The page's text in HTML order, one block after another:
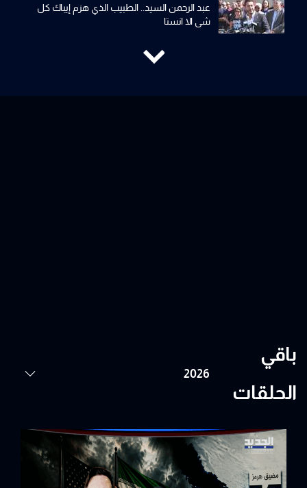
عبد الرحمن السيد.. الطبيب الذي هزم إيباك كل
شي الا انستا
باقي
الحلقات